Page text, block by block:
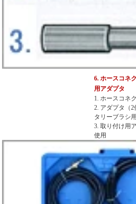
6. ホースコネ
用アダプタ
1. ホースコネ
2. アダプタ（
タリーブラシ用
3. 取り付け用
使用